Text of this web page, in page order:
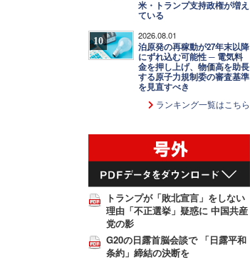
米・トランプ支持政権が増え
ている
10 2026.08.01
泊原発の再稼動が27年末以降
にずれ込む可能性 ─ 電気料
金を押し上げ、物価高を助長
する原子力規制委の審査基準
を見直すべき
ランキング一覧はこちら
トランプが「敗北宣言」をしない
理由「不正選挙」疑惑に 中国共産
党の影
G20の日露首脳会談で 「日露平和
条約」締結の決断を